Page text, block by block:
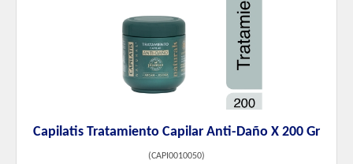
Capilatis Tratamiento Capilar Anti-Daño X 200 Gr
(CAPI0010050)